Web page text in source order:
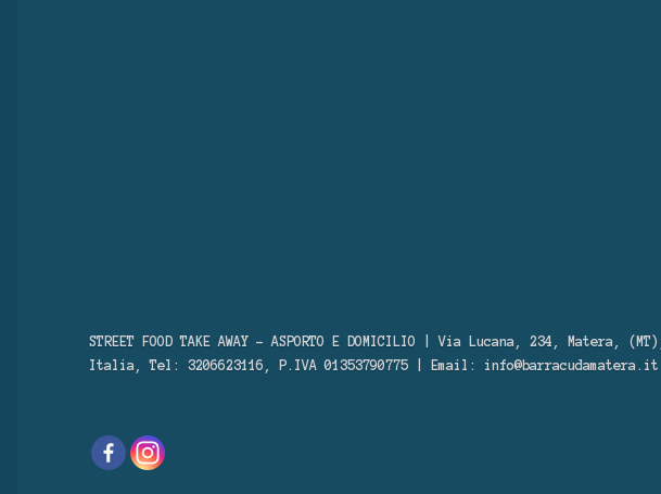
STREET FOOD TAKE AWAY – ASPORTO E DOMICILIO | Via Lucana, 234, Matera, (MT),
Italia, Tel: 3206623116, P.IVA 01353790775 | Email: info@barracudamatera.it